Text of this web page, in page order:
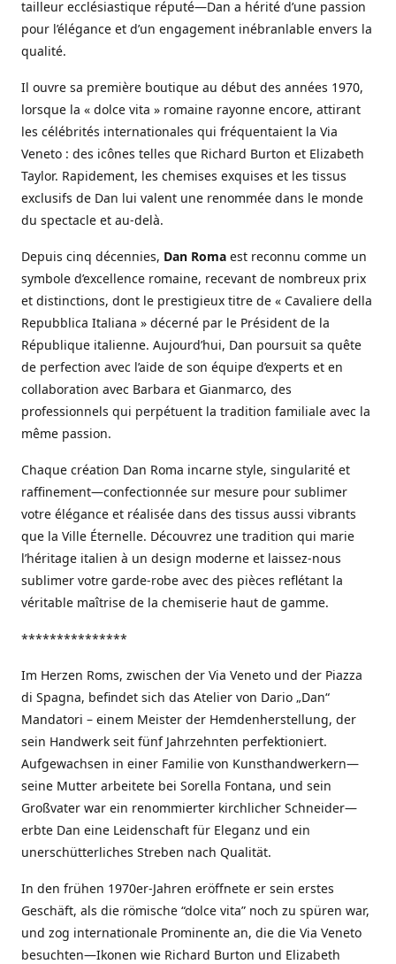
tailleur ecclésiastique réputé—Dan a hérité d’une passion
pour l’élégance et d’un engagement inébranlable envers la
qualité.
Il ouvre sa première boutique au début des années 1970,
lorsque la « dolce vita » romaine rayonne encore, attirant
les célébrités internationales qui fréquentaient la Via
Veneto : des icônes telles que Richard Burton et Elizabeth
Taylor. Rapidement, les chemises exquises et les tissus
exclusifs de Dan lui valent une renommée dans le monde
du spectacle et au-delà.
Depuis cinq décennies, Dan Roma est reconnu comme un
symbole d’excellence romaine, recevant de nombreux prix
et distinctions, dont le prestigieux titre de « Cavaliere della
Repubblica Italiana » décerné par le Président de la
République italienne. Aujourd’hui, Dan poursuit sa quête
de perfection avec l’aide de son équipe d’experts et en
collaboration avec Barbara et Gianmarco, des
professionnels qui perpétuent la tradition familiale avec la
même passion.
Chaque création Dan Roma incarne style, singularité et
raffinement—confectionnée sur mesure pour sublimer
votre élégance et réalisée dans des tissus aussi vibrants
que la Ville Éternelle. Découvrez une tradition qui marie
l’héritage italien à un design moderne et laissez-nous
sublimer votre garde-robe avec des pièces reflétant la
véritable maîtrise de la chemiserie haut de gamme.
***************
Im Herzen Roms, zwischen der Via Veneto und der Piazza
di Spagna, befindet sich das Atelier von Dario „Dan“
Mandatori – einem Meister der Hemdenherstellung, der
sein Handwerk seit fünf Jahrzehnten perfektioniert.
Aufgewachsen in einer Familie von Kunsthandwerkern—
seine Mutter arbeitete bei Sorella Fontana, und sein
Großvater war ein renommierter kirchlicher Schneider—
erbte Dan eine Leidenschaft für Eleganz und ein
unerschütterliches Streben nach Qualität.
In den frühen 1970er-Jahren eröffnete er sein erstes
Geschäft, als die römische “dolce vita” noch zu spüren war,
und zog internationale Prominente an, die die Via Veneto
besuchten—Ikonen wie Richard Burton und Elizabeth